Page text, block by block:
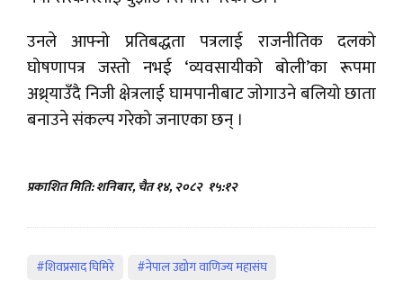
उनले आफ्नो प्रतिबद्धता पत्रलाई राजनीतिक दलको
घोषणापत्र जस्तो नभई ‘व्यवसायीको बोली’का रूपमा
अथ्र्याउँदै निजी क्षेत्रलाई घामपानीबाट जोगाउने बलियो छाता
बनाउने संकल्प गरेको जनाएका छन् ।
प्रकाशित मिति: शनिबार, चैत १४, २०८२ १५:१२
#शिवप्रसाद घिमिरे #नेपाल उद्योग वाणिज्य महासंघ